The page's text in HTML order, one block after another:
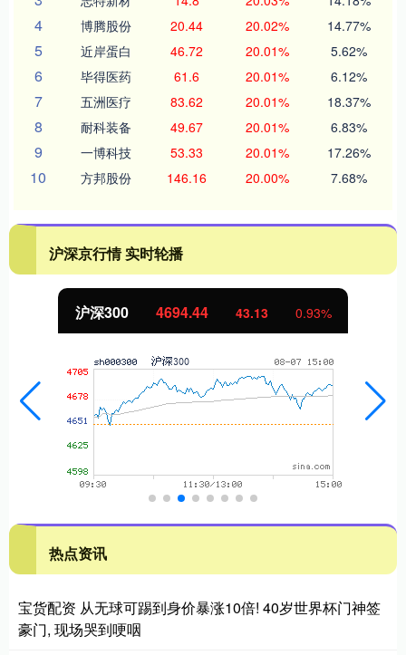
4 博腾股份 20.44 20.02% 14.77%
5 近岸蛋白 46.72 20.01% 5.62%
6 毕得医药 61.6 20.01% 6.12%
7 五洲医疗 83.62 20.01% 18.37%
8 耐科装备 49.67 20.01% 6.83%
9 一博科技 53.33 20.01% 17.26%
10 方邦股份 146.16 20.00% 7.68%
沪深京行情 实时轮播
北证50 1134.24 11.37 1.01%
热点资讯
宝货配资 从无球可踢到身价暴涨10倍! 40岁世界杯门神签
豪门, 现场哭到哽咽